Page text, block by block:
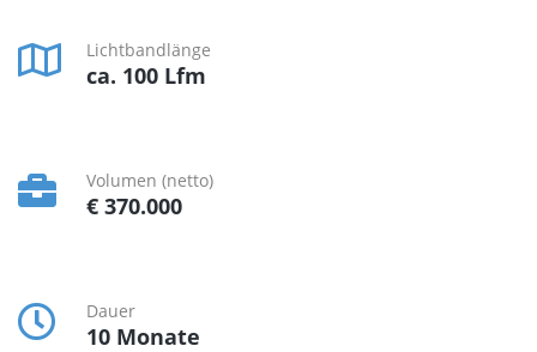
Lichtbandlänge
ca. 100 Lfm
Volumen (netto)
€ 370.000
Dauer
10 Monate